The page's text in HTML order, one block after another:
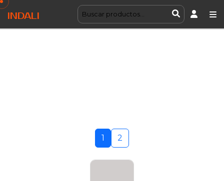
INDALI
1 2